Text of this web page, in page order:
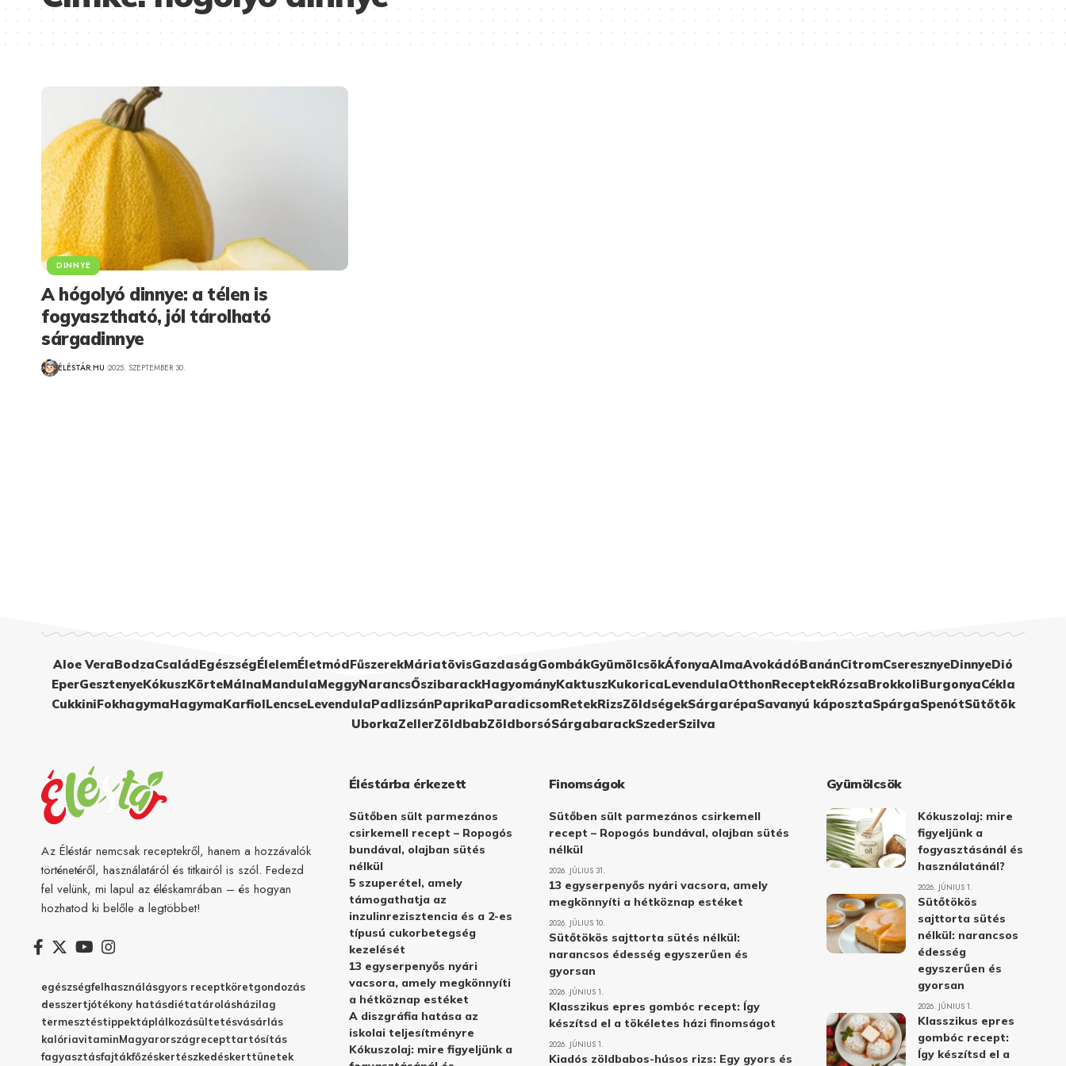
DINNYE
A hógolyó dinnye: a télen is
fogyasztható, jól tárolható
sárgadinnye
ÉLÉSTÁR.HU 2025. SZEPTEMBER 30.
Aloe VeraBodzaCsaládEgészségÉlelemÉletmódFűszerekMáriatövisGazdaságGombákGyümölcsökÁfonyaAlmaAvokádóBanánCitromCseresznyeDinnyeDió
EperGesztenyeKókuszKörteMálnaMandulaMeggyNarancsŐszibarackHagyományKaktuszKukoricaLevendulaOtthonReceptekRózsaBrokkoliBurgonyaCékla
CukkiniFokhagymaHagymaKarfiolLencseLevendulaPadlizsánPaprikaParadicsomRetekRizsZöldségekSárgarépaSavanyú káposztaSpárgaSpenótSütőtök
UborkaZellerZöldbabZöldborsóSárgabarackSzederSzilva
Az Éléstár nemcsak receptekről, hanem a hozzávalók
történetéről, használatáról és titkairól is szól. Fedezd
fel velünk, mi lapul az éléskamrában – és hogyan
hozhatod ki belőle a legtöbbet!
egészségfelhasználásgyors receptköretgondozás
desszertjótékony hatásdiétatárolásházilag
termesztéstippektáplálkozásültetésvásárlás
kalóriavitaminMagyarországrecepttartósítás
fagyasztásfajtákfőzéskertészkedéskerttünetek
Éléstárba érkezett
Sütőben sült parmezános
csirkemell recept – Ropogós
bundával, olajban sütés
nélkül
5 szuperétel, amely
támogathatja az
inzulinrezisztencia és a 2-es
típusú cukorbetegség
kezelését
13 egyserpenyős nyári
vacsora, amely megkönnyíti
a hétköznap estéket
A diszgráfia hatása az
iskolai teljesítményre
Kókuszolaj: mire figyeljünk a
Finomságok
Sütőben sült parmezános csirkemell
recept – Ropogós bundával, olajban sütés
nélkül
2026. JÚLIUS 31.
13 egyserpenyős nyári vacsora, amely
megkönnyíti a hétköznap estéket
2026. JÚLIUS 10.
Sütőtökös sajttorta sütés nélkül:
narancsos édesség egyszerűen és
gyorsan
2026. JÚNIUS 1.
Klasszikus epres gombóc recept: Így
készítsd el a tökéletes házi finomságot
2026. JÚNIUS 1.
Kiadós zöldbabos-húsos rizs: Egy gyors és
Gyümölcsök
Kókuszolaj: mire
figyeljünk a
fogyasztásánál és
használatánál?
2026. JÚNIUS 1.
Sütőtökös
sajttorta sütés
nélkül: narancsos
édesség
egyszerűen és
gyorsan
2026. JÚNIUS 1.
Klasszikus epres
gombóc recept:
Így készítsd el a